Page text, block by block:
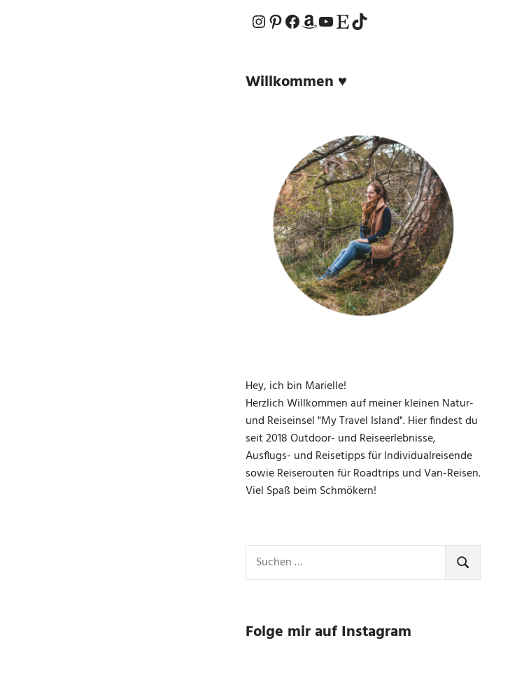
Instagram
Pinterest
Facebook
Amazon
YouTube
Etsy-ShopTikTok
Willkommen ♥
Hey, ich bin Marielle!
Herzlich Willkommen auf meiner kleinen Natur-
und Reiseinsel "My Travel Island". Hier findest du
seit 2018 Outdoor- und Reiseerlebnisse,
Ausflugs- und Reisetipps für Individualreisende
sowie Reiserouten für Roadtrips und Van-Reisen.
Viel Spaß beim Schmökern!
nach:
SUCHEN
Folge mir auf Instagram